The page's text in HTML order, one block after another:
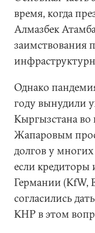
время, когда
Алмазбек
заимствования
Однако
году вынудили
Кыргызстана во
Жапаровым
долгов у
если
Германии (KfW,
согласились
КНР в этом